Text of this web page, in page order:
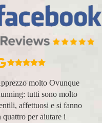
perfetta,
super
e Anna). Prima
con voi molto